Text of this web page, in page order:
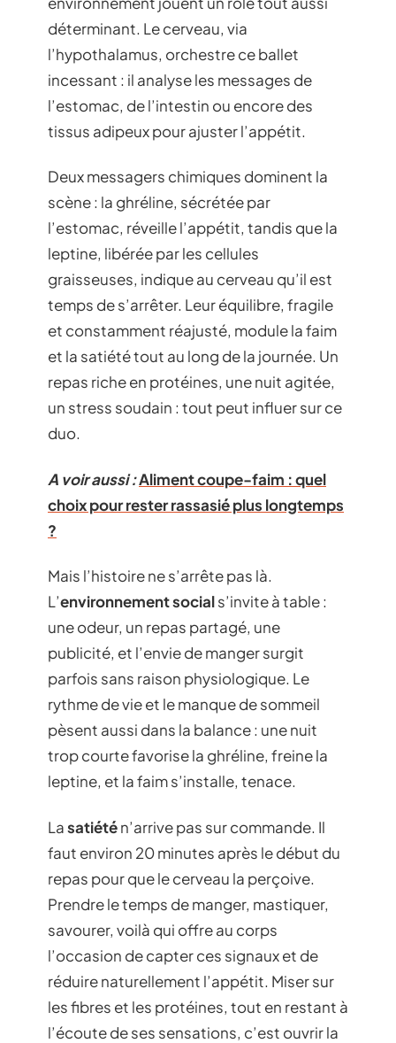
déterminant. Le cerveau, via
l’hypothalamus, orchestre ce ballet
incessant : il analyse les messages de
l’estomac, de l’intestin ou encore des
tissus adipeux pour ajuster l’appétit.
Deux messagers chimiques dominent la
scène : la ghréline, sécrétée par
l’estomac, réveille l’appétit, tandis que la
leptine, libérée par les cellules
graisseuses, indique au cerveau qu’il est
temps de s’arrêter. Leur équilibre, fragile
et constamment réajusté, module la faim
et la satiété tout au long de la journée. Un
repas riche en protéines, une nuit agitée,
un stress soudain : tout peut influer sur ce
duo.
A voir aussi :Aliment coupe-faim : quel
choix pour rester rassasié plus longtemps
?
Mais l’histoire ne s’arrête pas là.
L’environnement socials’invite à table :
une odeur, un repas partagé, une
publicité, et l’envie de manger surgit
parfois sans raison physiologique. Le
rythme de vie et le manque de sommeil
pèsent aussi dans la balance : une nuit
trop courte favorise la ghréline, freine la
leptine, et la faim s’installe, tenace.
Lasatiétén’arrive pas sur commande. Il
faut environ 20 minutes après le début du
repas pour que le cerveau la perçoive.
Prendre le temps de manger, mastiquer,
savourer, voilà qui offre au corps
l’occasion de capter ces signaux et de
réduire naturellement l’appétit. Miser sur
les fibres et les protéines, tout en restant à
l’écoute de ses sensations, c’est ouvrir la